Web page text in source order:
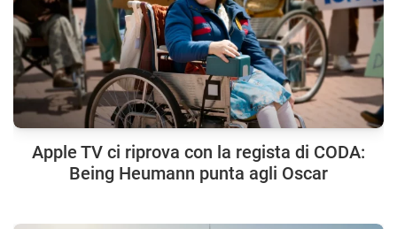
Apple TV ci riprova con la regista di CODA:
Being Heumann punta agli Oscar